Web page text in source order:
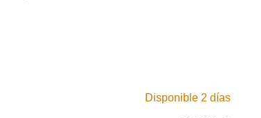
Disponible 2 días